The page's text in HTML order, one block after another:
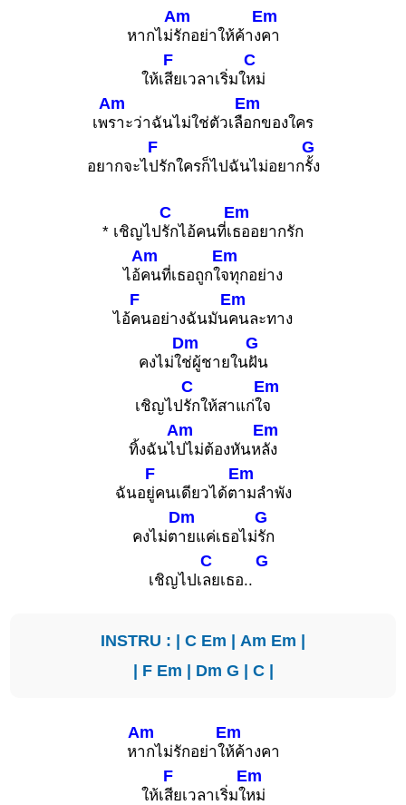
หากไม่
Am
รักอย่าให้ค้าง
Em
คา
ให้เ
F
สียเวลาเริ่มใ
C
หม่
เพ
Am
ราะว่าฉันไม่ใช่ตัวเลื
Em
อกของใคร
อยากจะไ
F
ปรักใครก็ไปฉันไม่อยาก
G
รั้ง
* เชิญไป
C
รักไอ้คนที่เ
Em
ธออยากรัก
ไอ้
Am
คนที่เธอถูกใ
Em
จทุกอย่าง
ไอ้
F
คนอย่างฉันมัน
Em
คนละทาง
คงไม่ใ
Dm
ช่ผู้ชายใน
G
ฝัน
เชิญไป
C
รักให้สาแก่ใ
Em
จ
ทิ้งฉันไ
Am
ปไม่ต้องหันห
Em
ลัง
ฉันอ
F
ยู่คนเดียวได้ต
Em
ามลำพัง
คงไม่ต
Dm
ายแค่เธอไม่
G
รัก
เชิญไปเ
C
ลยเธอ..
G
INSTRU : | C Em | Am Em |
| F Em | Dm G | C|
ห
Am
ากไม่รักอย่าใ
Em
ห้ค้างคา
ให้เ
F
สียเวลาเริ่มใ
Em
หม่